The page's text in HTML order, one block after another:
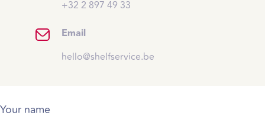
+32 2 897 49 33
Email
hello@shelfservice.be
Your name